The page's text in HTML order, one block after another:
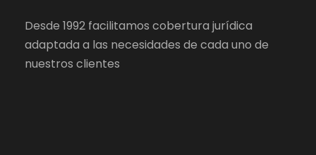
Desde 1992 facilitamos cobertura jurídica
adaptada a las necesidades de cada uno de
nuestros clientes